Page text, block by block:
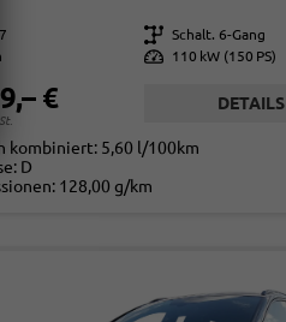
Getriebe Schalt. 6-Gang
Leistung 110 kW (150 PS)
€ DETAILS
kombiniert: 5,60 l/100km
D
128,00 g/km